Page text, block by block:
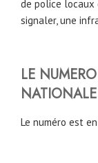
de police locaux
signaler, une
LE
Le numéro est